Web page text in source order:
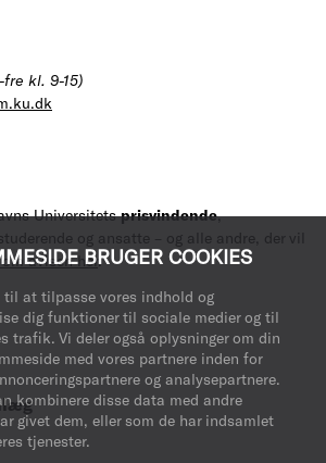
BRUGER COOKIES
til at tilpasse vores indhold og
dig funktioner til sociale medier og til
trafik. Vi deler også oplysninger om din
med vores partnere inden for
og analysepartnere.
kombinere disse data med andre
givet dem, eller som de har indsamlet
tjenester.
fre kl. 9-15)
Universitetsprisvindende,
og ansatte – og alle andre, der vil
avisen her.